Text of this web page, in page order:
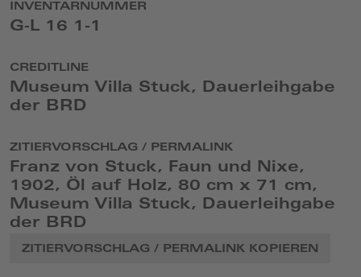
INVENTARNUMMER
G-L 16 1-1
CREDITLINE
Museum Villa Stuck, Dauerleihgabe
der BRD
ZITIERVORSCHLAG / PERMALINK
Franz von Stuck, Faun und Nixe,
1902, Öl auf Holz, 80 cm x 71 cm,
Museum Villa Stuck, Dauerleihgabe
der BRD
ZITIERVORSCHLAG / PERMALINK KOPIEREN